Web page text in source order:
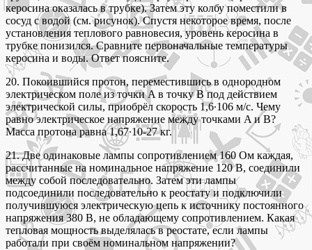
керосина оказалась в трубке). Затем эту колбу поместили в
сосуд с водой (см. рисунок). Спустя некоторое время, после
установления теплового равновесия, уровень керосина в
трубке понизился. Сравните первоначальные температуры
керосина и воды. Ответ поясните.
20. Покоившийся протон, переместившись в однородном
электрическом поле из точки A в точку B под действием
электрической силы, приобрёл скорость 1,6∙106 м/с. Чему
равно электрическое напряжение между точками A и B?
Масса протона равна 1,67∙10-27 кг.
21. Две одинаковые лампы сопротивлением 160 Ом каждая,
рассчитанные на номинальное напряжение 120 В, соединили
между собой последовательно. Затем эти лампы
подсоединили последовательно к реостату и подключили
получившуюся электрическую цепь к источнику постоянного
напряжения 380 В, не обладающему сопротивлением. Какая
тепловая мощность выделялась в реостате, если лампы
работали при своём номинальном напряжении?